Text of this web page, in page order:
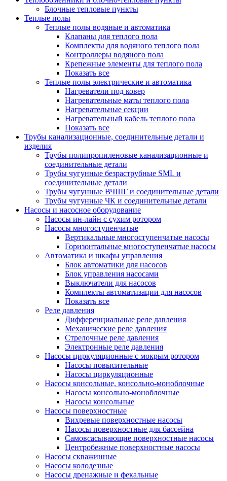
Блочные тепловые пункты
Теплые полы
Теплые полы водяные и автоматика
Клапаны для теплого пола
Комплекты для водяного теплого пола
Контроллеры водяного пола
Крепежные элементы для теплого пола
Показать все
Теплые полы электрические и автоматика
Нагреватели под ковер
Нагревательные маты теплого пола
Нагревательные секции
Нагревательный кабель теплого пола
Показать все
Трубы канализационные, соединительные детали и
изделия
Трубы полипропиленовые канализационные и
соединительные детали
Трубы чугунные безраструбные SML и
соединительные детали
Трубы чугунные ВЧШГ и соединительные детали
Трубы чугунные ЧК и соединительные детали
Насосы и насосное оборудование
Насосы ин-лайн с сухим ротором
Насосы многоступенчатые
Вертикальные многоступенчатые насосы
Горизонтальные многоступенчатые насосы
Автоматика и шкафы управления
Блок автоматики для насосов
Блок управления насосами
Выключатели для насосов
Комплекты автоматизации для насосов
Показать все
Реле давления
Дифференциальные реле давления
Механические реле давления
Стрелочные реле давления
Электронные реле давления
Насосы циркуляционные с мокрым ротором
Насосы повысительные
Насосы циркуляционные
Насосы консольные, консольно-моноблочные
Насосы консольно-моноблочные
Насосы консольные
Насосы поверхностные
Вихревые поверхностные насосы
Насосы поверхностные для бассейна
Самовсасывающие поверхностные насосы
Центробежные поверхностные насосы
Насосы скважинные
Насосы колодезные
Насосы дренажные и фекальные